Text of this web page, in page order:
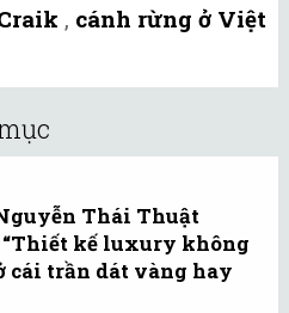
, cánh rừng ở Việt
Thái Thuật
“Thiết kế luxury không
cái trần dát vàng hay